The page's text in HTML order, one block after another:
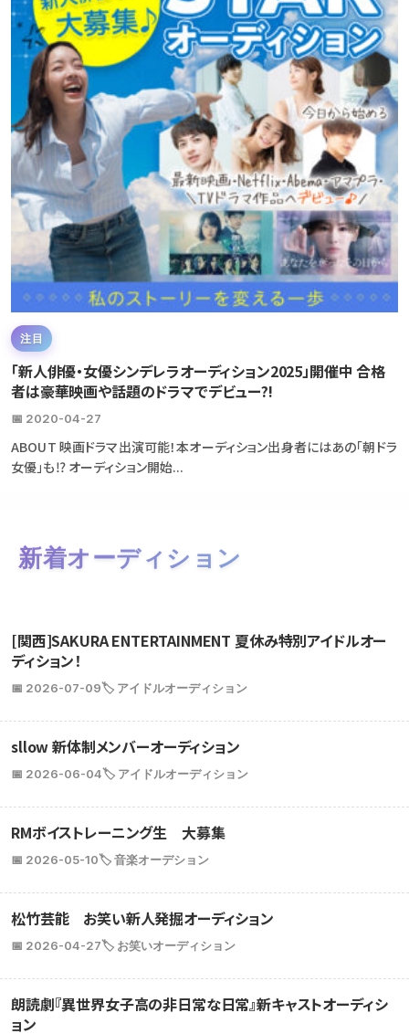
注目
「新人俳優・女優シンデレラオーディション2025」開催中 合格
者は豪華映画や話題のドラマでデビュー?!
📅 2020-04-27
ABOUT 映画ドラマ出演可能！本オーディション出身者にはあの「朝ドラ
女優」も⁉ オーディション開始...
新着オーディション
[関西]SAKURA ENTERTAINMENT 夏休み特別アイドルオー
ディション！
📅 2026-07-09🏷️ アイドルオーディション
sllow 新体制メンバーオーディション
📅 2026-06-04🏷️ アイドルオーディション
RMボイストレーニング生 大募集
📅 2026-05-10🏷️ 音楽オーデション
松竹芸能 お笑い新人発掘オーディション
📅 2026-04-27🏷️ お笑いオーディション
朗読劇『異世界女子高の非日常な日常』新キャストオーディシ
ョン